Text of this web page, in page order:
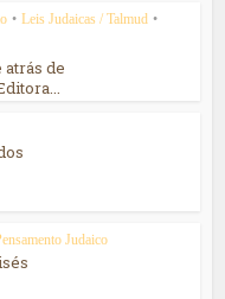
• Leis Judaicas / Talmud •
atrás de
Judaico